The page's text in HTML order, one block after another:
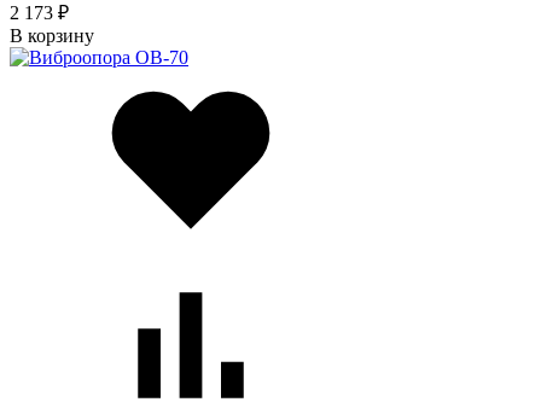
2 173 ₽
В корзину